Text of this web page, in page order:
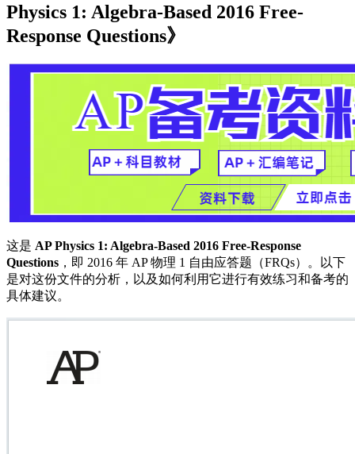
Physics 1: Algebra-Based 2016 Free-
Response Questions》
这是 AP Physics 1: Algebra-Based 2016 Free-Response
Questions ，即 2016 年 AP 物理 1 自由应答题（FRQs）。以下
是对这份文件的分析，以及如何利用它进行有效练习和备考的
具体建议。